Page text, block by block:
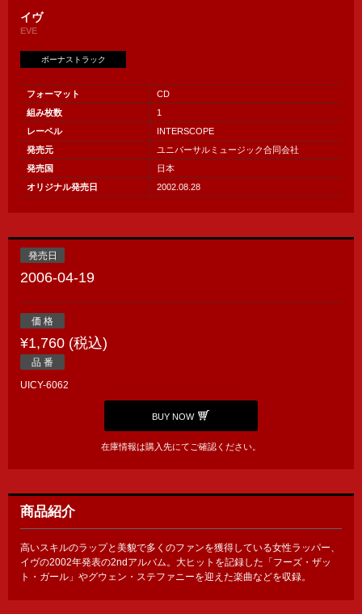
イヴ
EVE
ボーナストラック
フォーマット
CD
組み枚数
1
レーベル
INTERSCOPE
発売元
ユニバーサルミュージック合同会社
発売国
日本
オリジナル発売日
2002.08.28
発売日
2006-04-19
価 格
¥1,760 (税込)
品 番
UICY-6062
BUY NOW
在庫情報は購入先にてご確認ください。
商品紹介
高いスキルのラップと美貌で多くのファンを獲得している女性ラッパー、
イヴの2002年発表の2ndアルバム。大ヒットを記録した「フーズ・ザッ
ト・ガール」やグウェン・ステファニーを迎えた楽曲などを収録。